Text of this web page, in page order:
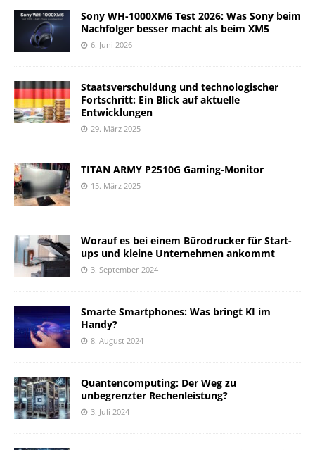
Sony WH-1000XM6 Test 2026: Was Sony beim
Nachfolger besser macht als beim XM5
6. Juni 2026
Staatsverschuldung und technologischer
Fortschritt: Ein Blick auf aktuelle
Entwicklungen
29. März 2025
TITAN ARMY P2510G Gaming-Monitor
15. März 2025
Worauf es bei einem Bürodrucker für Start-
ups und kleine Unternehmen ankommt
3. September 2024
Smarte Smartphones: Was bringt KI im
Handy?
8. August 2024
Quantencomputing: Der Weg zu
unbegrenzter Rechenleistung?
3. Juli 2024